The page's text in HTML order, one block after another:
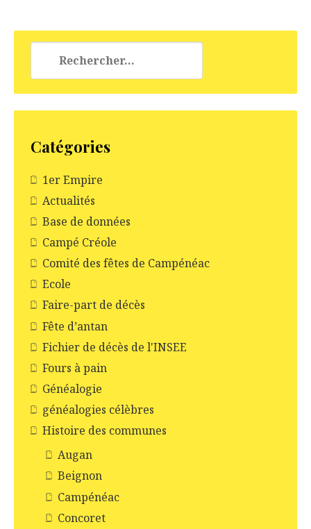
Catégories
1er Empire
Actualités
Base de données
Campé Créole
Comité des fêtes de Campénéac
Ecole
Faire-part de décès
Fête d’antan
Fichier de décès de l'INSEE
Fours à pain
Généalogie
généalogies célèbres
Histoire des communes
Augan
Beignon
Campénéac
Concoret